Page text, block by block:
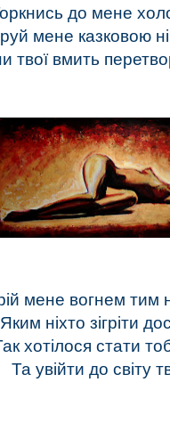
до мене
мене казковою
твої вмить
мене вогнем тим
Яким ніхто зігріти
хотілося стати
Та увійти до світу